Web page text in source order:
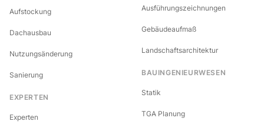
Aufstockung
Dachausbau
Nutzungsänderung
Sanierung
EXPERTEN
Experten
Ausführungszeichnungen
Gebäudeaufmaß
Landschaftsarchitektur
BAUINGENIEURWESEN
Statik
TGA Planung